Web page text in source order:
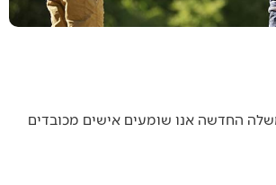
החדשה אנו שומעים אישים מכובדים